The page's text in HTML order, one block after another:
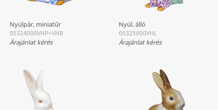
Nyúlpár, miniatűr
05324000VHP+VHB
Árajánlat kérés
Nyúl, álló
05325000VHL
Árajánlat kérés